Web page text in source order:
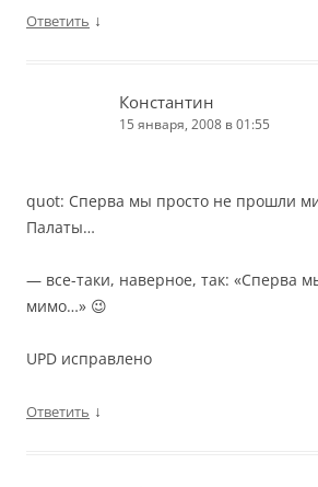
Ответить ↓
Константин
15 января, 2008 в 01:55
quot: Сперва мы просто не прошли
Палаты…
— все-таки, наверное, так: «Сперва
мимо…» 😉
UPD исправлено
Ответить ↓